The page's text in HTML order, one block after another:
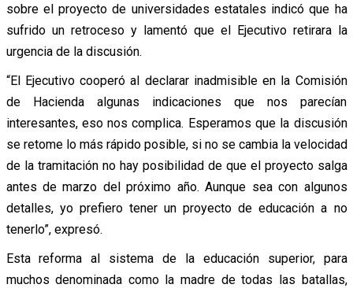
sobre el proyecto de universidades estatales indicó que ha
sufrido un retroceso y lamentó que el Ejecutivo retirara la
urgencia de la discusión.
“El Ejecutivo cooperó al declarar inadmisible en la Comisión
de Hacienda algunas indicaciones que nos parecían
interesantes, eso nos complica. Esperamos que la discusión
se retome lo más rápido posible, si no se cambia la velocidad
de la tramitación no hay posibilidad de que el proyecto salga
antes de marzo del próximo año. Aunque sea con algunos
detalles, yo prefiero tener un proyecto de educación a no
tenerlo”, expresó.
Esta reforma al sistema de la educación superior, para
muchos denominada como la madre de todas las batallas,